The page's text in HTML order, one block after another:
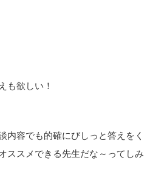
も欲しい！
内容でも的確にびしっと答えをく
ススメできる先生だな～ってしみ